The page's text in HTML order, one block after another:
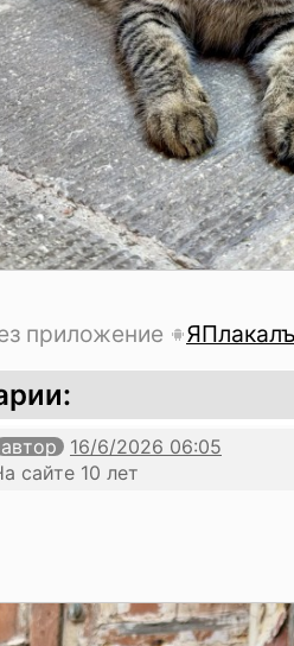
приложение
автор
сайте 10 лет